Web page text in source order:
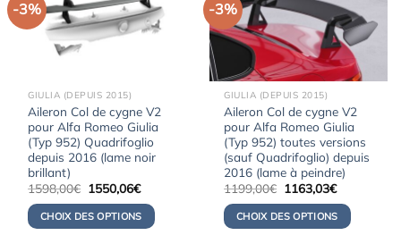
-3%
GIULIA (DEPUIS 2015)
Aileron Col de cygne V2
pour Alfa Romeo Giulia
(Typ 952) Quadrifoglio
depuis 2016 (lame noir
brillant)
1598,00€ Le
prix
initial
était :
1598,00€.
1550,06€Le
actuel
est :
1550,06€.
CHOIX DES OPTIONS
-3%
GIULIA (DEPUIS 2015)
Aileron Col de cygne V2
pour Alfa Romeo Giulia
(Typ 952) toutes versions
(sauf Quadrifoglio) depuis
2016 (lame à peindre)
1199,00€ Le
prix
initial
était :
1199,00€.
1163,03€Le
actuel
est :
1163,03€.
CHOIX DES OPTIONS